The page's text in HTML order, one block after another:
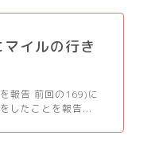
イルの行き
報告 前回の169)に
したことを報告...